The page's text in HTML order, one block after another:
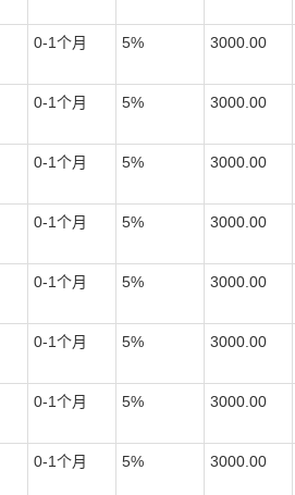
0-1个月 5% 3000.00
0-1个月 5% 3000.00
0-1个月 5% 3000.00
0-1个月 5% 3000.00
0-1个月 5% 3000.00
0-1个月 5% 3000.00
0-1个月 5% 3000.00
0-1个月 5% 3000.00